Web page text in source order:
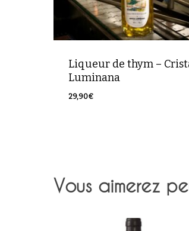
Liqueur de thym –
Luminana
29,90€
Vous aimerez